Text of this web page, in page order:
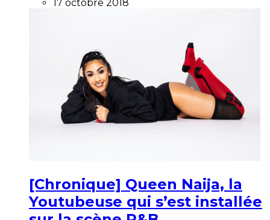
17 octobre 2018
[Chronique] Queen Naija, la
Youtubeuse qui s’est installée